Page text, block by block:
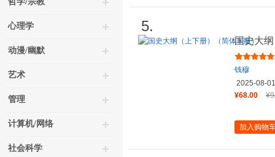
心理学
动漫/幽默
艺术
管理
计算机/网络
社会科学
5.
国史大
钱穆
2025-08-01
¥68.00
加入购物